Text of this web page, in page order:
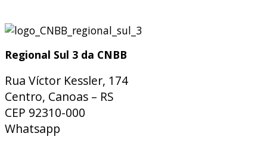
Regional Sul 3 da CNBB
Rua Víctor Kessler, 174
Centro, Canoas – RS
CEP 92310-000
Whatsapp